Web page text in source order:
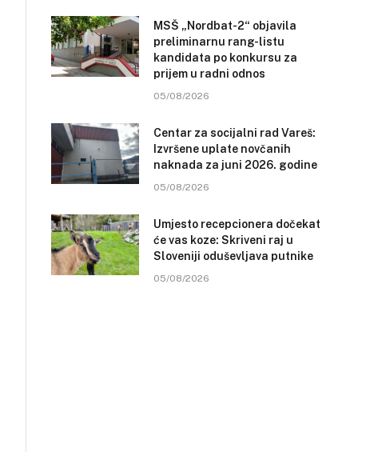
MSŠ „Nordbat-2“ objavila
preliminarnu rang-listu
kandidata po konkursu za
prijem u radni odnos
05/08/2026
Centar za socijalni rad Vareš:
Izvršene uplate novčanih
naknada za juni 2026. godine
05/08/2026
Umjesto recepcionera dočekat
će vas koze: Skriveni raj u
Sloveniji oduševljava putnike
05/08/2026